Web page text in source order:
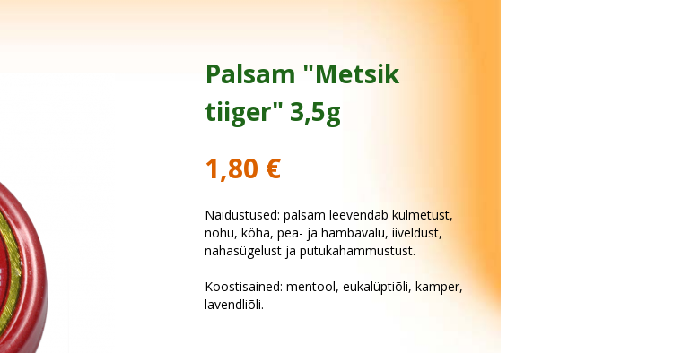
Palsam "Metsik
tiiger" 3,5g
1,80 €
Näidustused: palsam leevendab külmetust,
nohu, köha, pea- ja hambavalu, iiveldust,
nahasügelust ja putukahammustust.
Koostisained: mentool, eukalüptiõli, kamper,
lavendliõli.